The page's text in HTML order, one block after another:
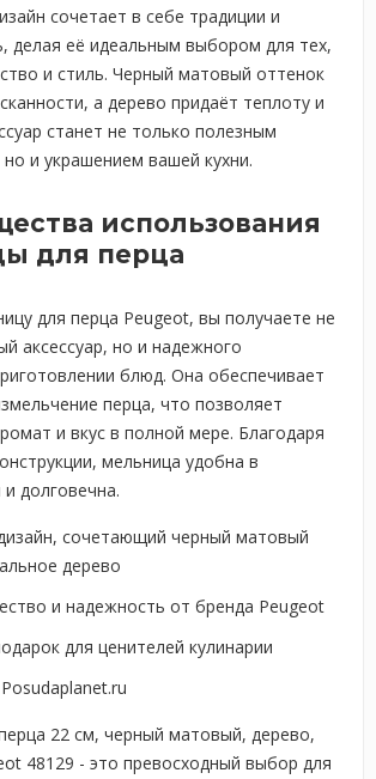
сочетает в себе традиции и
делая её идеальным выбором для тех,
и стиль. Черный матовый оттенок
а дерево придаёт теплоту и
станет не только полезным
и украшением вашей кухни.
использования
для перца
для перца Peugeot, вы получаете не
аксессуар, но и надежного
блюд. Она обеспечивает
перца, что позволяет
и вкус в полной мере. Благодаря
мельница удобна в
долговечна.
сочетающий черный матовый
дерево
и надежность от бренда Peugeot
для ценителей кулинарии
22 см, черный матовый, дерево,
48129 - это превосходный выбор для